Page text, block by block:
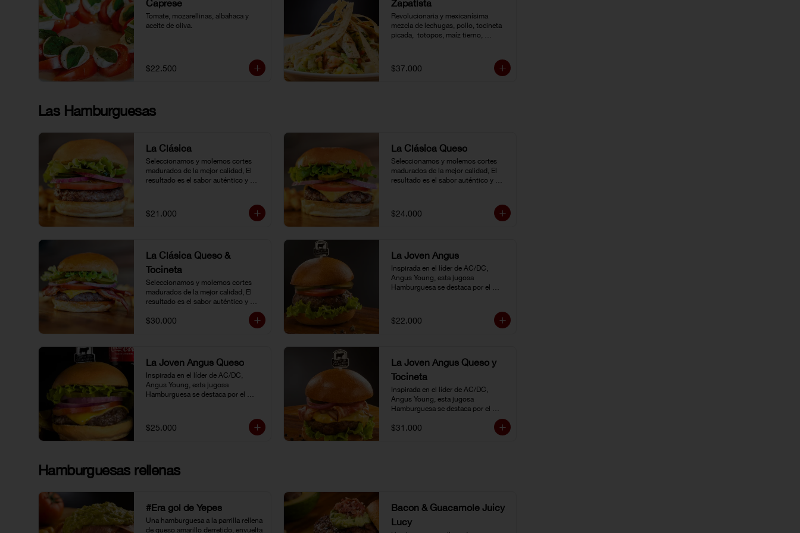
Caprese
Tomate, mozarellinas, albahaca y
aceite de oliva.
$22.500
Zapatista
Revolucionaria y mexicanísima
mezcla de lechugas, pollo, tocineta
picada,  totopos, maíz tierno,
casa.
$37.000
Las Hamburguesas
La Clásica
Seleccionamos y molemos cortes
madurados de la mejor calidad, El
resultado es el sabor auténtico y
término que usted elija. Armela como
quiera.
$21.000
La Clásica Queso
Seleccionamos y molemos cortes
madurados de la mejor calidad, El
resultado es el sabor auténtico y
término que usted elija. Armela como
quiera.
$24.000
La Clásica Queso &
Tocineta
Seleccionamos y molemos cortes
madurados de la mejor calidad, El
resultado es el sabor auténtico y
casero de nuestras hamburguesas,
las cuales preparamos a la parrilla al
término que usted elija. Armela como
$30.000
La Joven Angus
Inspirada en el líder de AC/DC,
Angus Young, esta jugosa
Hamburguesa se destaca por el
$22.000
La Joven Angus Queso
Inspirada en el líder de AC/DC,
Angus Young, esta jugosa
Hamburguesa se destaca por el
$25.000
La Joven Angus Queso y
Tocineta
Inspirada en el líder de AC/DC,
Angus Young, esta jugosa
Hamburguesa se destaca por el
Certified Angus Beef®.
$31.000
Hamburguesas rellenas
#Era gol de Yepes
Una hamburguesa a la parrilla rellena
de queso amarillo derretido, envuelta
Bacon & Guacamole Juicy
Lucy